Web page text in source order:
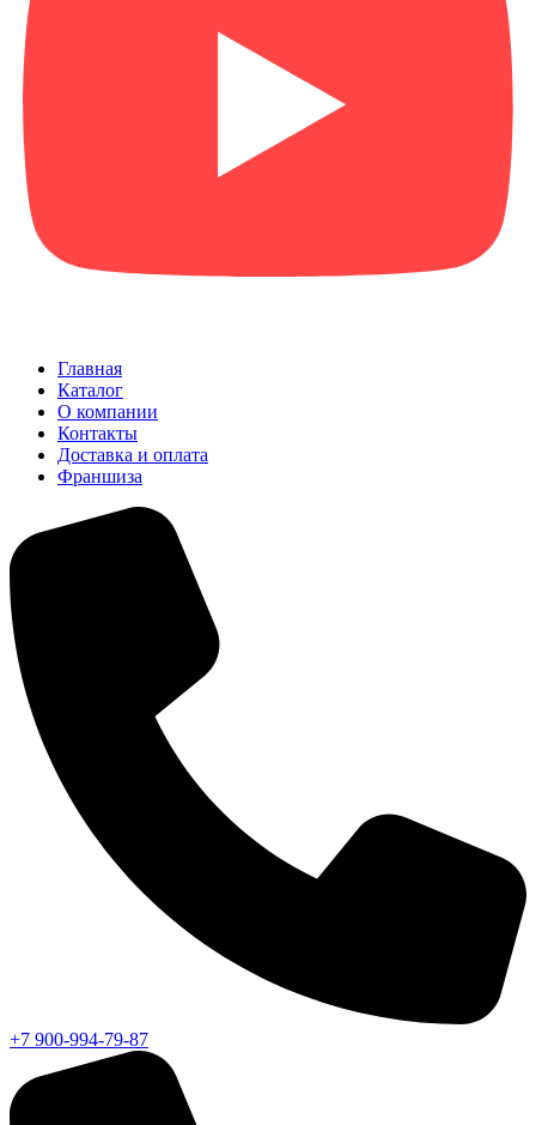
Главная
Каталог
О компании
Контакты
Доставка и оплата
Франшиза
+7 900-994-79-87